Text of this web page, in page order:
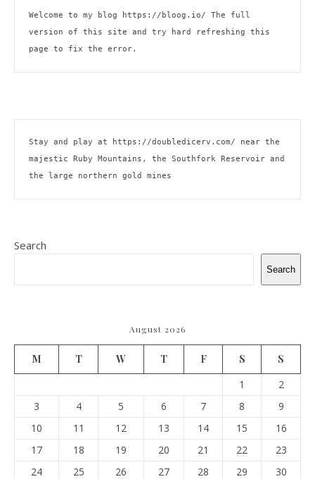
Welcome to my blog https://bloog.io/ The full
version of this site and try hard refreshing this
page to fix the error.
Stay and play at https://doubledicerv.com/ near the
majestic Ruby Mountains, the Southfork Reservoir and
the large northern gold mines
Search
Search
August 2026
M T W T F S
S
1
2
3
4 5 6 7 8
9
10
11 12 13 14 15
16
17
18 19 20 21 22
23
24
25 26 27 28 29
30